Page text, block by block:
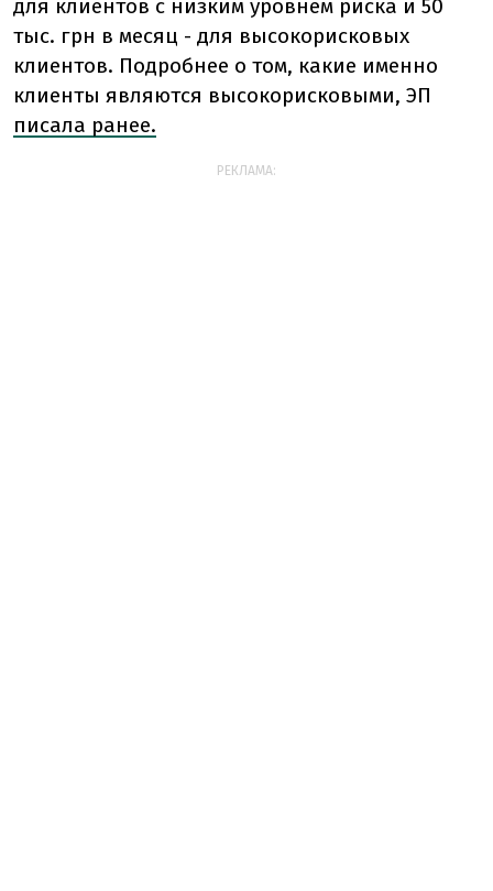
для клиентов с низким уровнем риска и 50
тыс. грн в месяц - для высокорисковых
клиентов. Подробнее о том, какие именно
клиенты являются высокорисковыми, ЭП
писала ранее.
РЕКЛАМА: